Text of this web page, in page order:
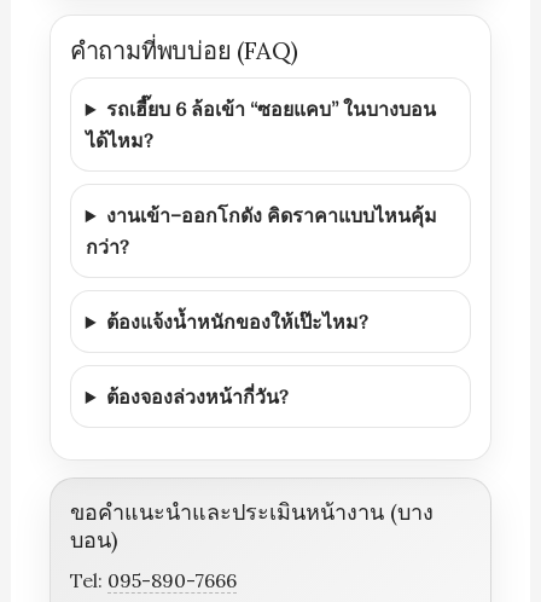
คำถามที่พบบ่อย (FAQ)
รถเฮี๊ยบ 6 ล้อเข้า “ซอยแคบ” ในบางบอน
ได้ไหม?
งานเข้า–ออกโกดัง คิดราคาแบบไหนคุ้ม
กว่า?
ต้องแจ้งน้ำหนักของให้เป๊ะไหม?
ต้องจองล่วงหน้ากี่วัน?
ขอคำแนะนำและประเมินหน้างาน (บาง
บอน)
Tel: 095-890-7666